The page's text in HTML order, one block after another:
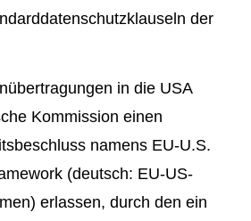
der
in die USA
Kommission einen
namens EU-U.S.
(deutsch: EU-US-
erlassen, durch den ein